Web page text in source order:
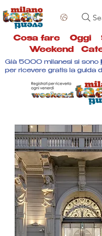
Cosa fare Oggi
Weekend
Già 5000 milanesi si sono
per ricevere gratis la guida